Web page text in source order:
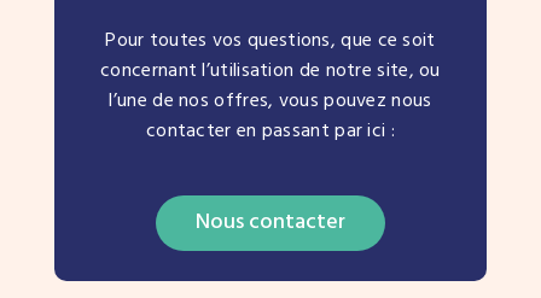
Pour toutes vos questions, que ce soit
concernant l’utilisation de notre site, ou
l’une de nos offres, vous pouvez nous
contacter en passant par ici :
Nous contacter